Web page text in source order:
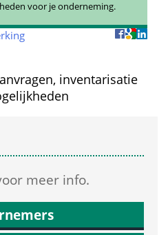
voor je onderneming.
inventarisatie
meer info.